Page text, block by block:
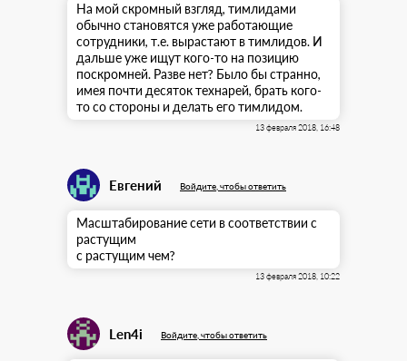
На мой скромный взгляд, тимлидами
обычно становятся уже работающие
сотрудники, т.е. вырастают в тимлидов. И
дальше уже ищут кого-то на позицию
поскромней. Разве нет? Было бы странно,
имея почти десяток технарей, брать кого-
то со стороны и делать его тимлидом.
13 февраля 2018, 16:48
Евгений Войдите, чтобы ответить
Масштабирование сети в соответствии с
растущим
с растущим чем?
13 февраля 2018, 10:22
Len4i Войдите, чтобы ответить